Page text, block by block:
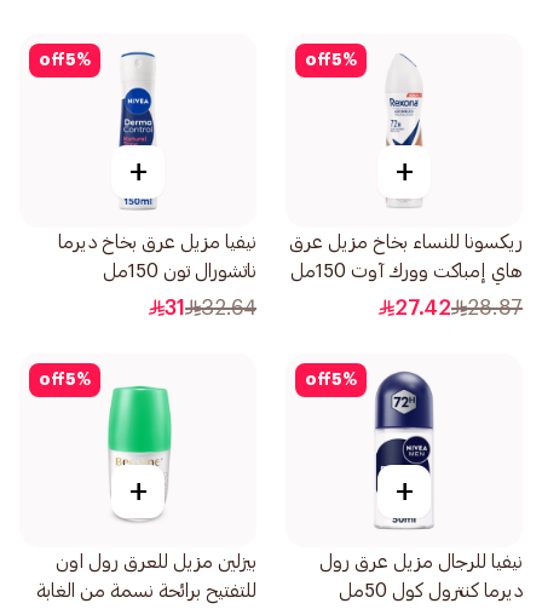
5%
off
+
ريكسونا للنساء بخاخ مزيل عرق
هاي إمباكت وورك آوت 150مل
28.87
27.42
5%
off
+
نيفيا مزيل عرق بخاخ ديرما
ناتشورال تون 150مل
32.64
31
5%
off
+
نيفيا للرجال مزيل عرق رول
ديرما كنترول كول 50مل
5%
off
+
بيزلين مزيل للعرق رول اون
للتفتيح برائحة نسمة من الغابة